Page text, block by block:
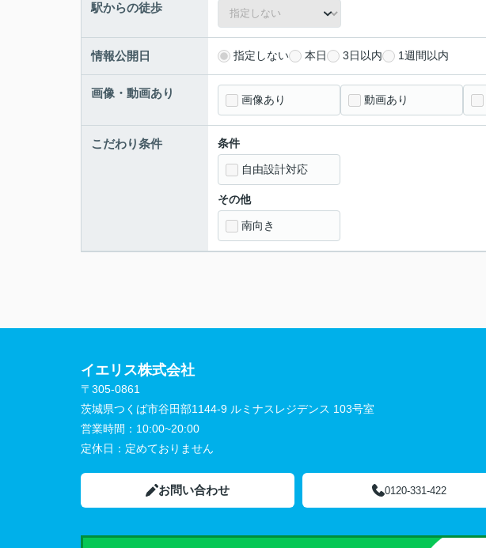
駅からの徒歩
情報公開日 指定しない 本日 3日以内 1週間以内
画像・動画あり 画像あり 動画あり
こだわり条件 条件
自由設計対応
その他
南向き
イエリス株式会社
〒305-0861
茨城県つくば市谷田部1144-9 ルミナスレジデンス 103号室
営業時間： 10:00~20:00
定休日： 定めておりません
お問い合わせ 0120-331-422